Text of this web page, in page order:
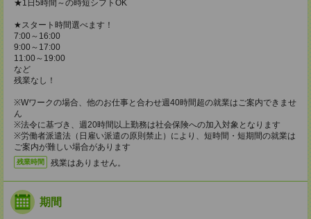
★1日5時間～の時短シフトOK
★スタート時間選べます！
7:00～16:00
9:00～17:00
11:00～19:00
など
残業なし！
※Wワークの場合、他のお仕事と合わせ週40時間超の就業はご案内できませ
ん
※法令に基づき、週20時間以上勤務は社会保険への加入対象となります
※労働者派遣法（日雇い派遣の原則禁止）により、短時間・短期間の就業は
ご案内が難しい場合があります
残業時間 残業はありません。
期間